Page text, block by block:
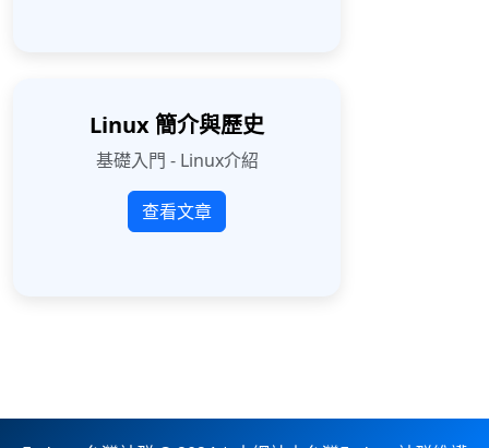
Linux 簡介與歷史
基礎入門 - Linux介紹
查看文章